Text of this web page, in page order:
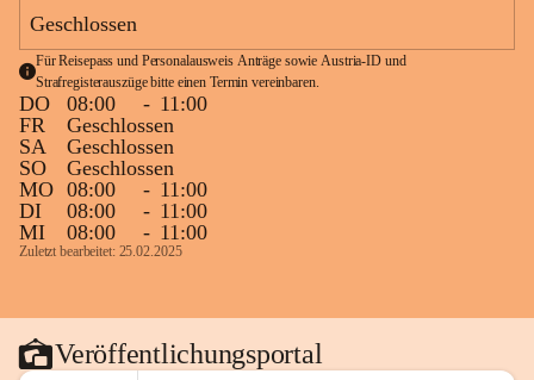
Geschlossen
Für Reisepass und Personalausweis Anträge sowie Austria-ID und
Strafregisterauszüge bitte einen Termin vereinbaren.
DO 08:00 - 11:00
FR
Geschlossen
SA
Geschlossen
SO
Geschlossen
MO 08:00 - 11:00
DI
08:00 - 11:00
MI
08:00 - 11:00
Zuletzt bearbeitet: 25.02.2025
Veröffentlichungsportal